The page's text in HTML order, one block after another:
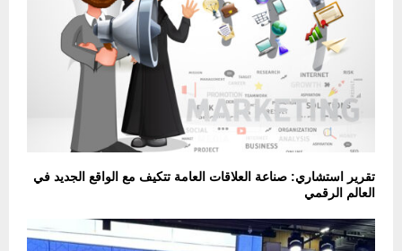
تقرير استشاري: صناعة العلاقات العامة تتكيف مع الواقع الجديد في
العالم الرقمي